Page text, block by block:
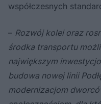
współczesnych
– Rozwój kolei oraz
środka transportu
największym
budowa nowej linii
modernizacjom